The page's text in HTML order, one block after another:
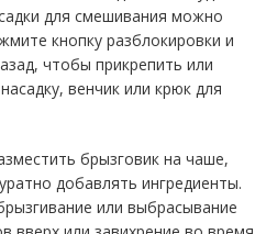
для смешивания можно
кнопку разблокировки и
чтобы прикрепить или
венчик или крюк для
брызговик на чаше,
добавлять ингредиенты.
или выбрасывание